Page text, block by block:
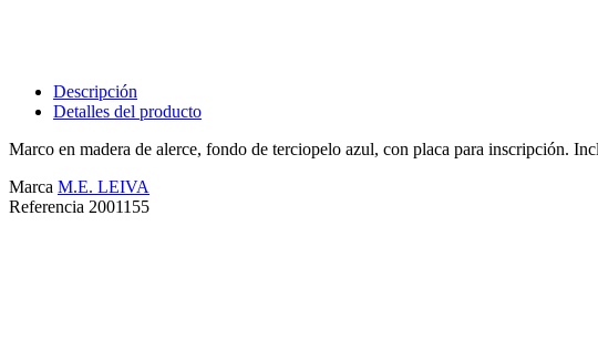
Descripción
Detalles del producto
Marco en madera de alerce, fondo de terciopelo azul, con placa para inscripción.
Marca M.E. LEIVA
Referencia 2001155